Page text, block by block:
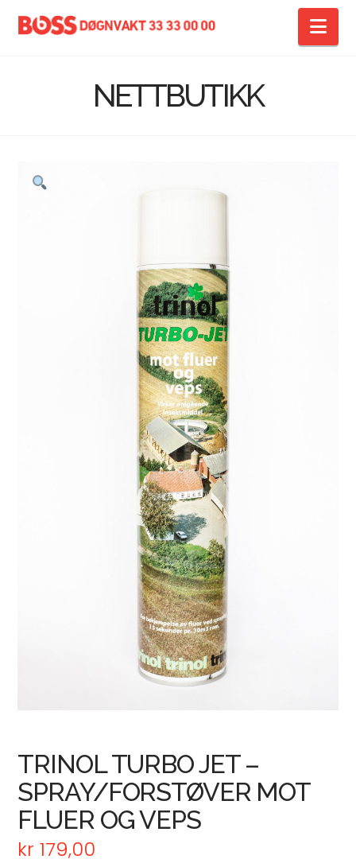
NETTBUTIKK
TRINOL TURBO JET –
SPRAY/FORSTØVER MOT
FLUER OG VEPS
kr 179,00